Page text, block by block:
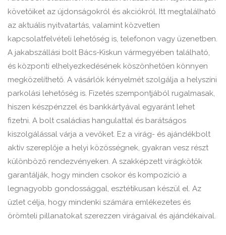
követőiket az újdonságokról és akciókról. Itt megtalálható
az aktuális nyitvatartás, valamint közvetlen
kapcsolatfelvételi lehetőség is, telefonon vagy üzenetben.
A jakabszállási bolt Bács-Kiskun vármegyében található,
és központi elhelyezkedésének köszönhetően könnyen
megközelíthető. A vásárlók kényelmét szolgálja a helyszíni
parkolási lehetőség is. Fizetés szempontjából rugalmasak,
hiszen készpénzzel és bankkártyával egyaránt lehet
fizetni. A bolt családias hangulattal és barátságos
kiszolgálással várja a vevőket. Ez a virág- és ajándékbolt
aktív szereplője a helyi közösségnek, gyakran vesz részt
különböző rendezvényeken. A szakképzett virágkötők
garantálják, hogy minden csokor és kompozíció a
legnagyobb gondossággal, esztétikusan készül el. Az
üzlet célja, hogy mindenki számára emlékezetes és
örömteli pillanatokat szerezzen virágaival és ajándékaival.